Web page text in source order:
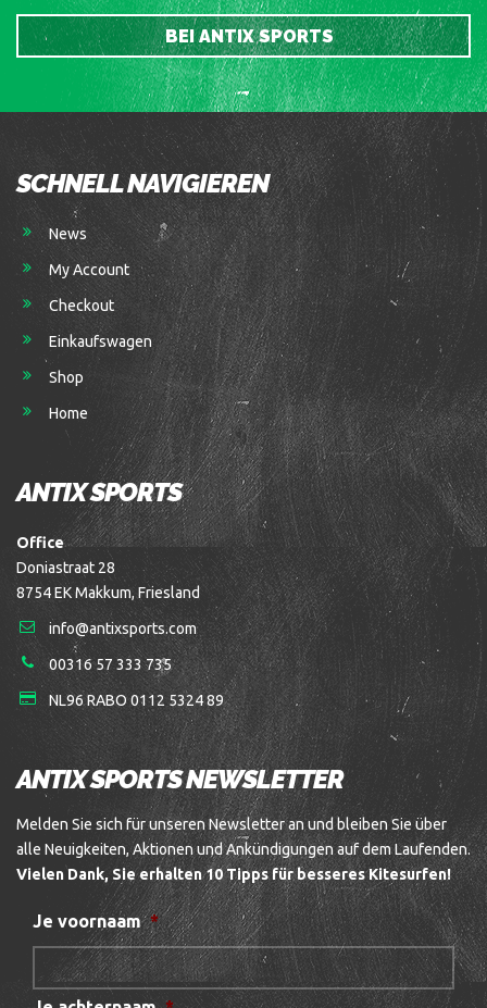
BEI ANTIX SPORTS
SCHNELL NAVIGIEREN
News
My Account
Checkout
Einkaufswagen
Shop
Home
ANTIX SPORTS
Office
Doniastraat 28
8754 EK Makkum, Friesland
info@antixsports.com
00316 57 333 735
NL96 RABO 0112 5324 89
ANTIX SPORTS NEWSLETTER
Melden Sie sich für unseren Newsletter an und bleiben Sie über
alle Neuigkeiten, Aktionen und Ankündigungen auf dem Laufenden.
Vielen Dank, Sie erhalten 10 Tipps für besseres Kitesurfen!
Je voornaam *